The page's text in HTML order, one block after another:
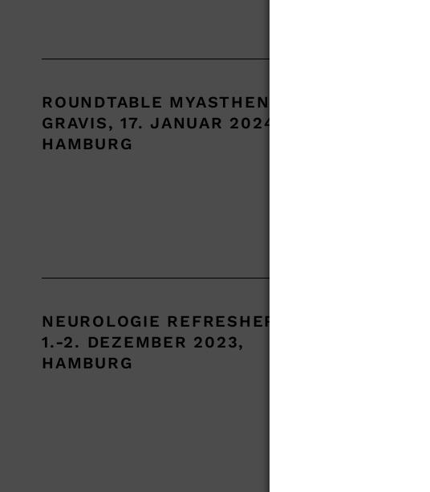
ROUNDTABLE MYASTHENIA
GRAVIS, 17. JANUAR 2024,
HAMBURG
NEUROLOGIE REFRESHER
1.-2. DEZEMBER 2023,
HAMBURG